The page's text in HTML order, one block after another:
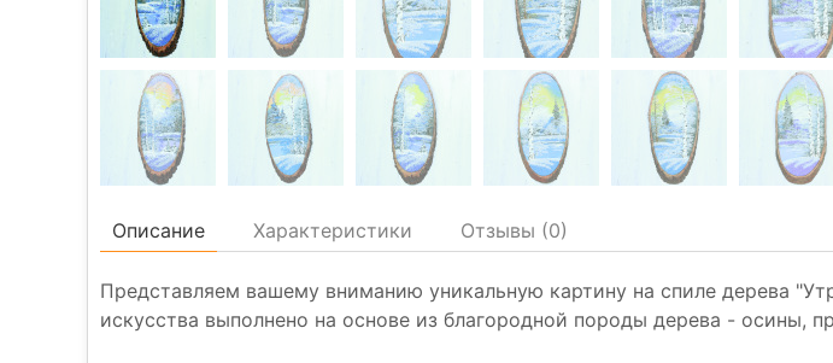
Описание Характеристики Отзывы (0)
Представляем вашему вниманию уникальную картину на спиле дерева
искусства выполнено на основе из благородной породы дерева - осины,